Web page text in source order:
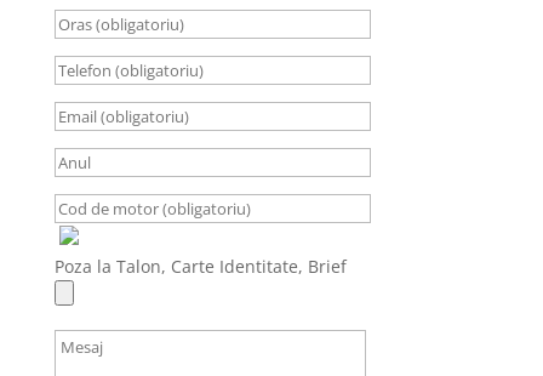
Poza la Talon, Carte Identitate, Brief